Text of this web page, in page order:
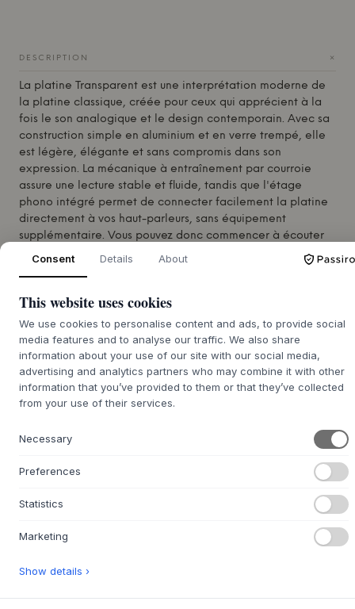
DESCRIPTION +
La platine Transparent est une interprétation moderne de
la platine classique, créée pour ceux qui apprécient à la
fois le son analogique et le design contemporain. Avec sa
construction simple en aluminium et en verre trempé, elle
est légère, élégante et sans compromis dans son
expression. La mécanique à entraînement par courroie
assure une lecture stable et fluide, tandis que l'étage
phono intégré permet de connecter facilement la platine
directement à vos haut-parleurs, sans équipement
supplémentaire. Vous pouvez donc commencer à écouter
La platine est livrée avec une tête de lecture pré-
performances fiables et son son clair. L'aiguille diamantée
elliptique reproduit la musique avec finesse et détail, vous
offrant une expérience authentique et chaleureuse du
vinyle.
La platine transparente n'est pas seulement une source
sonore, c'est aussi un objet design qui s'intègre
meilleur de la tradition analogique avec une esthétique
contemporaine et une grande facilité d'utilisation. Une
platine pour ceux qui veulent profiter de la musique dans
Caractéristiques techniques :
Ouïe et flottement : 33 : ±0,25% 45 : ±0,25%
Consent Details About
This website uses cookies
We use cookies to personalise content and ads, to provide social
media features and to analyse our traffic. We also share
information about your use of our site with our social media,
advertising and analytics partners who may combine it with other
information that you’ve provided to them or that they’ve collected
from your use of their services.
Necessary
Preferences
Statistics
Marketing
Show details ›